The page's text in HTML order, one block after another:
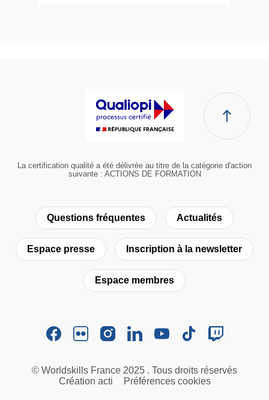
La certification qualité a été délivrée au titre de la catégorie d'action
suivante : ACTIONS DE FORMATION
Questions fréquentes Actualités
Espace presse Inscription à la newsletter
Espace membres
© Worldskills France 2025 . Tous droits réservés
Création acti
Préférences cookies